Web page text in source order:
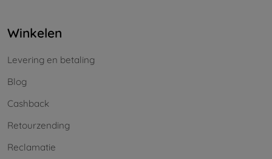
Winkelen
Levering en betaling
Blog
Cashback
Retourzending
Reclamatie